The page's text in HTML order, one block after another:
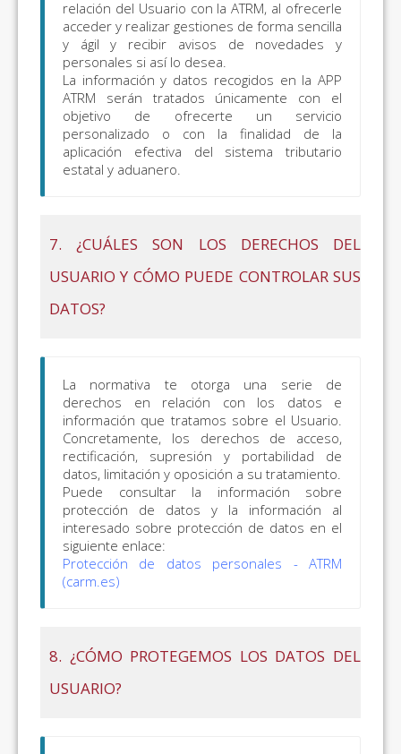
relación del Usuario con la ATRM, al ofrecerle
acceder y realizar gestiones de forma sencilla
y ágil y recibir avisos de novedades y
personales si así lo desea.
La información y datos recogidos en la APP
ATRM serán tratados únicamente con el
objetivo de ofrecerte un servicio
personalizado o con la finalidad de la
aplicación efectiva del sistema tributario
estatal y aduanero.
7. ¿CUÁLES SON LOS DERECHOS DEL
USUARIO Y CÓMO PUEDE CONTROLAR SUS
DATOS?
La normativa te otorga una serie de
derechos en relación con los datos e
información que tratamos sobre el Usuario.
Concretamente, los derechos de acceso,
rectificación, supresión y portabilidad de
datos, limitación y oposición a su tratamiento.
Puede consultar la información sobre
protección de datos y la información al
interesado sobre protección de datos en el
siguiente enlace:
Protección de datos personales - ATRM
(carm.es)
8. ¿CÓMO PROTEGEMOS LOS DATOS DEL
USUARIO?